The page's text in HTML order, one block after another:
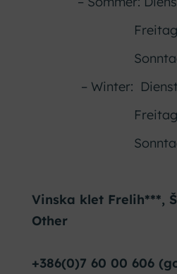
Freitag-
Sonntag
– Winter:
Freitag-
Sonntag
Vinska klet Frelih***,
Other
+386(0)7 60 00 606